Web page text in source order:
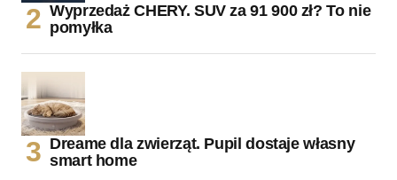
Wyprzedaż CHERY. SUV za 91 900 zł? To nie
pomyłka
Dreame dla zwierząt. Pupil dostaje własny
smart home